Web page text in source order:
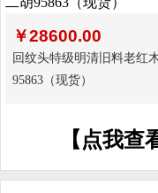
￥28600.00
回纹头特级明清旧料老红
95863（现货）
【点我查